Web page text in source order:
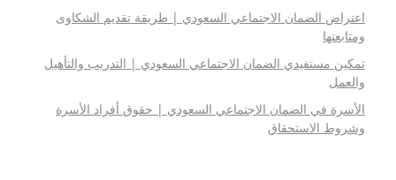
اعتراض الضمان الاجتماعي السعودي | طريقة تقديم الشكاوى
ومتابعتها
تمكين مستفيدي الضمان الاجتماعي السعودي | التدريب والتأهيل
والعمل
الأسرة في الضمان الاجتماعي السعودي | حقوق أفراد الأسرة
وشروط الاستحقاق